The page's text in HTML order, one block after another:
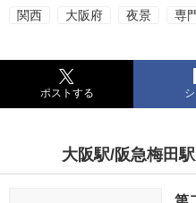
関西 大阪府 夜景 専
ポストする
大阪駅/阪急梅田